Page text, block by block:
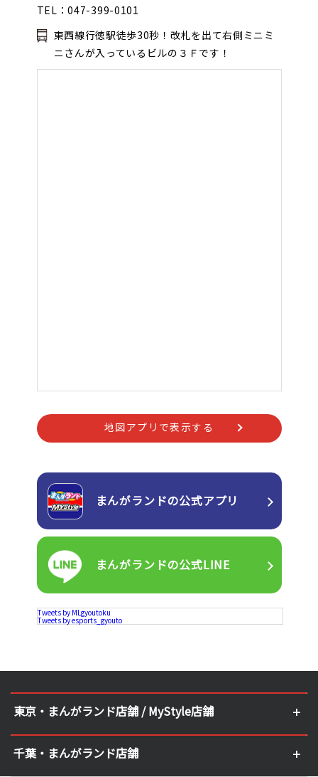
TEL：047-399-0101
東西線行徳駅徒歩30秒！改札を出て右側ミニミ
ニさんが入っているビルの３Ｆです！
地図アプリで表示する
まんがランドの公式アプリ
まんがランドの公式LINE
Tweets by MLgyoutoku
Tweets by esports_gyouto
東京・まんがランド店舗 / MyStyle店舗
千葉・まんがランド店舗